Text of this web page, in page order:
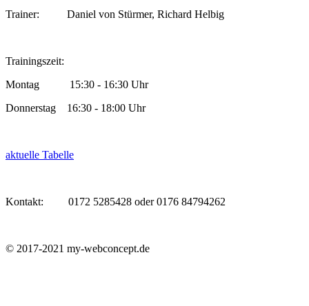
Trainer: Daniel von Stürmer, Richard Helbig
Trainingszeit:
Montag 15:30 - 16:30 Uhr
Donnerstag 16:30 - 18:00 Uhr
aktuelle Tabelle
Kontakt: 0172 5285428 oder 0176 84794262
© 2017-2021 my-webconcept.de